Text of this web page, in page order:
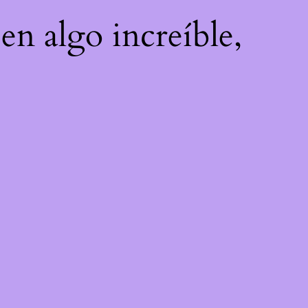
en algo increíble,